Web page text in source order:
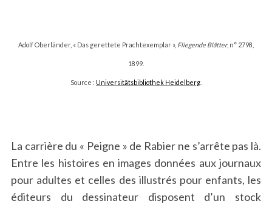
Adolf Oberländer, « Das gerettete Prachtexemplar », Fliegende Blätter, n° 2798,
1899.
Source : Universitätsbibliothek Heidelberg
La carrière du « Peigne » de Rabier ne s’arrête pas là.
Entre les histoires en images données aux journaux
pour adultes et celles des illustrés pour enfants, les
éditeurs du dessinateur disposent d’un stock